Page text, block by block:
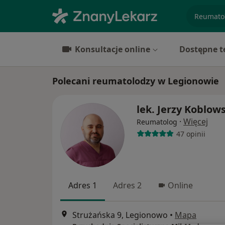
Konsultacje online Dostępne
Polecani reumatolodzy w Legionowie
lek. Jerzy
Reumatolog · Więcej
47 opinii
Adres 1 Adres 2 Online
Strużańska 9, Legionowo • Mapa